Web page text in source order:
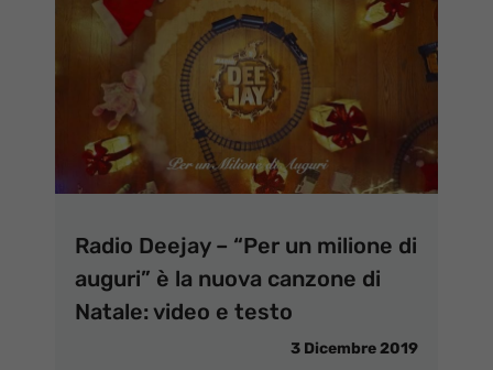
Radio Deejay – “Per un milione di
auguri” è la nuova canzone di
Natale: video e testo
3 Dicembre 2019